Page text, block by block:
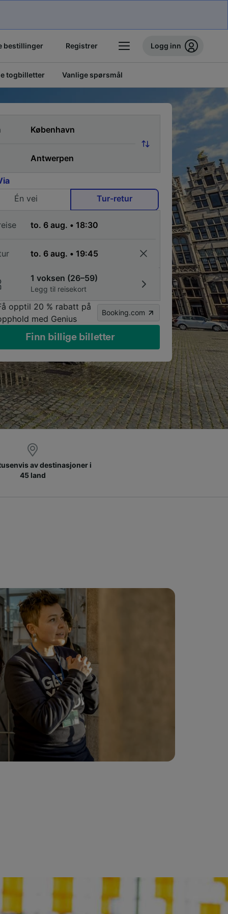
bestillinger Registrer Logg inn
togbilletter Vanlige spørsmål
Én vei
Tur-retur
1 voksen (26–59)
Legg til reisekort
opptil 20 % rabatt på
med Genius
Booking.com
Finn billige billetter
av destinasjoner i
45 land